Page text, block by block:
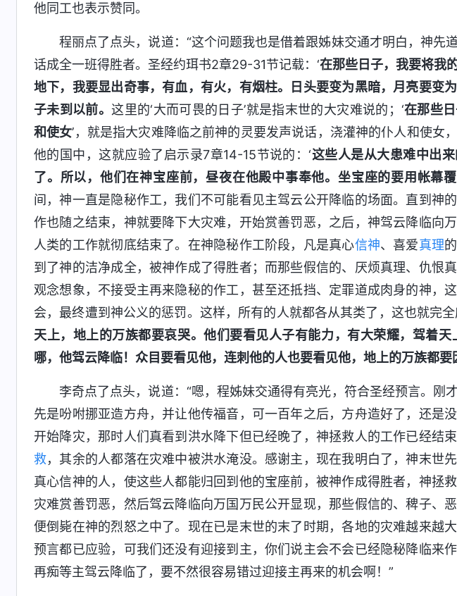
他同工也表示赞同。
程丽点了点头，说道：“这个问题我也是借着跟姊妹交通才明白，神先
话成全一班得胜者。圣经约珥书2章29-31节记载：‘在那些日子，我要将我
地下，我要显出奇事，有血，有火，有烟柱。日头要变为黑暗，月亮要变
子未到以前。这里的‘大而可畏的日子’就是指末世的大灾难说的；‘在那些
和使女’，就是指大灾难降临之前神的灵要发声说话，浇灌神的仆人和使女
他的国中，这就应验了启示录7章14-15节说的：‘这些人是从大患难中出
了。所以，他们在神宝座前，昼夜在他殿中事奉他。坐宝座的要用帐幕
间，神一直是隐秘作工，我们不可能看见主驾云公开降临的场面。直到神
作也随之结束，神就要降下大灾难，开始赏善罚恶，之后，神驾云降临向
人类的工作就彻底结束了。在神隐秘作工阶段，凡是真心信神、喜爱真理
到了神的洁净成全，被神作成了得胜者；而那些假信的、厌烦真理、仇恨
观念想象，不接受主再来隐秘的作工，甚至还抵挡、定罪道成肉身的神，
会，最终遭到神公义的惩罚。这样，所有的人就都各从其类了，这也就完全
天上，地上的万族都要哀哭。他们要看见人子有能力，有大荣耀，驾着天
哪，他驾云降临！众目要看见他，连刺他的人也要看见他，地上的万族都要
李奇点了点头，说道：“嗯，程姊妹交通得有亮光，符合圣经预言。刚
先是吩咐挪亚造方舟，并让他传福音，可一百年之后，方舟造好了，还是
开始降灾，那时人们真看到洪水降下但已经晚了，神拯救人的工作已经结
救，其余的人都落在灾难中被洪水淹没。感谢主，现在我明白了，神末世
真心信神的人，使这些人都能归回到他的宝座前，被神作成得胜者，神拯
灾难赏善罚恶，然后驾云降临向万国万民公开显现，那些假信的、稗子、
便倒毙在神的烈怒之中了。现在已是末世的末了时期，各地的灾难越来越
预言都已应验，可我们还没有迎接到主，你们说主会不会已经隐秘降临来
再痴等主驾云降临了，要不然很容易错过迎接主再来的机会啊！”